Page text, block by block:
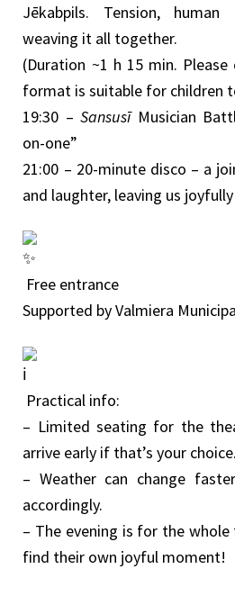
Jēkabpils. Tension,
weaving it all together.
(Duration ~1 h 15 min.
format is suitable for children
19:30 –SansusīMusician
on-one”
21:00 – 20-minute disco – a
and laughter, leaving us
Free entrance
Supported by Valmiera
Practical info:
– Limited seating for the
arrive early if that’s your choice.
– Weather can change
accordingly.
– The evening is for the
find their own joyful moment!